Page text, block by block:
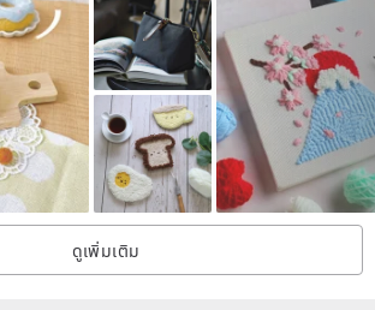
ดูเพิ่มเติม